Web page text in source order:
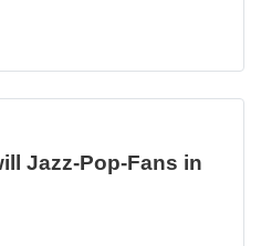
Jazz-Pop-Fans in